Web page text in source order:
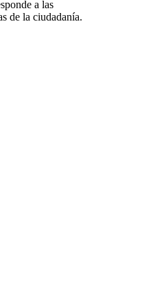
a las
de la ciudadanía.